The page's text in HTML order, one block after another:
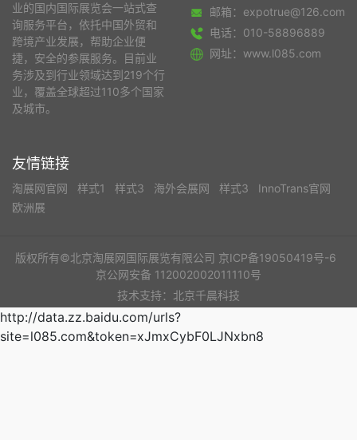
业的国内国际展览会一站式查
询服务平台，依托中国外贸和
跨境产业发展，帮助企业便
捷，安全的参展服务。目前业
务涉及到行业领域达到219个行
业，覆盖全球超过110多个国家
及城市。
邮箱：expotrue@126.com
电话：010-58896889
网址：www.l085.com
友情链接
淘展网官网 样式1 样式3 海外会展网 样式3
InnoTrans官网
欧洲展
版权所有©北京淘展网国际展览有限公司 京ICP备19050419号-6
京公网安备 112002002011110号
技术支持：北京千晨科技
http://data.zz.baidu.com/urls?
site=l085.com&token=xJmxCybF0LJNxbn8